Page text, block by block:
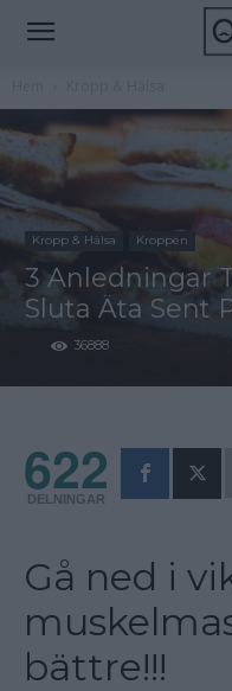
Kropp & Hälsa Kroppen
3 Anledningar
Sluta Äta Sent
36888
622
DELNINGAR
Gå ned i
bättre!!!